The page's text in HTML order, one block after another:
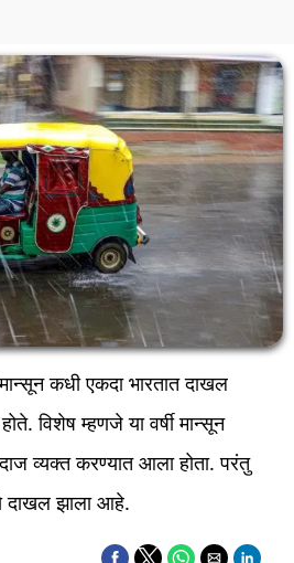
कधी एकदा भारतात दाखल
विशेष म्हणजे या वर्षी मान्सून
व्यक्त करण्यात आला होता. परंतु
दाखल झाला आहे.